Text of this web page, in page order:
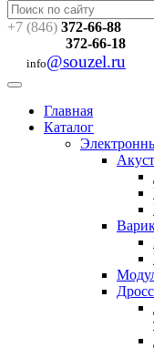
+7 (846) 372-66-88
372-66-18
info@souzel.ru
Главная
Каталог